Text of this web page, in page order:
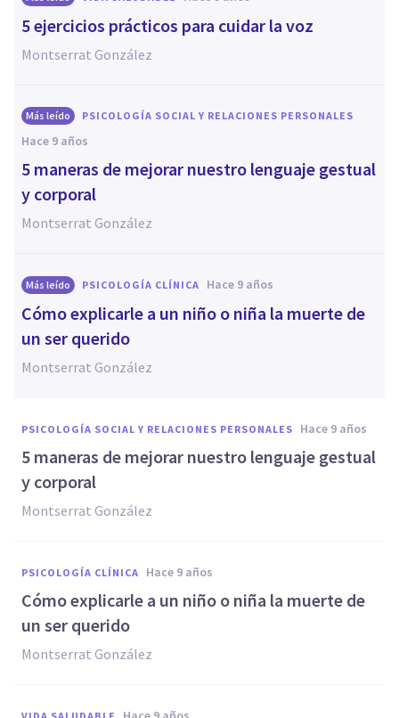
5 ejercicios prácticos para cuidar la voz
Montserrat González
Más leído PSICOLOGÍA SOCIAL Y RELACIONES PERSONALES
hace 9 años
5 maneras de mejorar nuestro lenguaje gestual
y corporal
Montserrat González
Más leído PSICOLOGÍA CLÍNICA hace 9 años
Cómo explicarle a un niño o niña la muerte de
un ser querido
Montserrat González
PSICOLOGÍA SOCIAL Y RELACIONES PERSONALES hace 9 años
5 maneras de mejorar nuestro lenguaje gestual
y corporal
Montserrat González
PSICOLOGÍA CLÍNICA hace 9 años
Cómo explicarle a un niño o niña la muerte de
un ser querido
Montserrat González